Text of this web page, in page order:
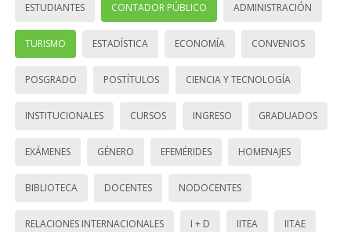
ESTUDIANTES CONTADOR PÚBLICO ADMINISTRACIÓN
TURISMO ESTADÍSTICA ECONOMÍA CONVENIOS
POSGRADO POSTÍTULOS CIENCIA Y TECNOLOGÍA
INSTITUCIONALES CURSOS INGRESO GRADUADOS
EXÁMENES GÉNERO EFEMÉRIDES HOMENAJES
BIBLIOTECA DOCENTES NODOCENTES
RELACIONES INTERNACIONALES I + D IITEA IITAE